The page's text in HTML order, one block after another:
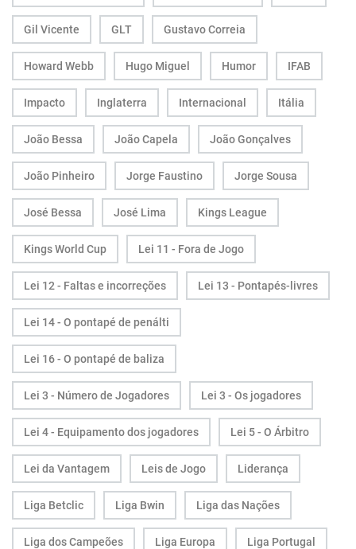
Gil Vicente GLT Gustavo Correia
Howard Webb Hugo Miguel Humor IFAB
Impacto Inglaterra Internacional Itália
João Bessa João Capela João Gonçalves
João Pinheiro Jorge Faustino Jorge Sousa
José Bessa José Lima Kings League
Kings World Cup Lei 11 - Fora de Jogo
Lei 12 - Faltas e incorreções Lei 13 - Pontapés-livres
Lei 14 - O pontapé de penálti
Lei 16 - O pontapé de baliza
Lei 3 - Número de Jogadores Lei 3 - Os jogadores
Lei 4 - Equipamento dos jogadores Lei 5 - O Árbitro
Lei da Vantagem Leis de Jogo Liderança
Liga Betclic Liga Bwin Liga das Nações
Liga dos Campeões Liga Europa Liga Portugal